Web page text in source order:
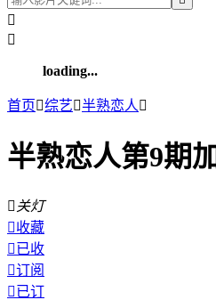


loading...
首页综艺半熟恋人 
半熟恋人第9期
 关灯
收藏
已收
订阅
已订